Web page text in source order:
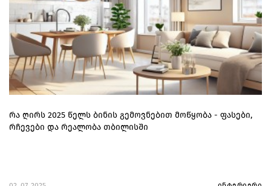
რა ღირს 2025 წელს ბინის გემოვნებით მოწყობა - ფასები,
რჩევები და რეალობა თბილისში